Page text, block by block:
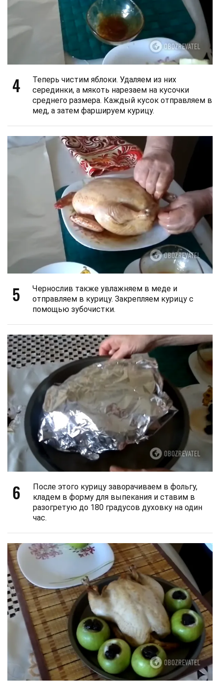
4
Теперь чистим яблоки. Удаляем из них
серединки, а мякоть нарезаем на кусочки
среднего размера. Каждый кусок отправляем в
мед, а затем фаршируем курицу.
5
Чернослив также увлажняем в меде и
отправляем в курицу. Закрепляем курицу с
помощью зубочистки.
6
После этого курицу заворачиваем в фольгу,
кладем в форму для выпекания и ставим в
разогретую до 180 градусов духовку на один
час.